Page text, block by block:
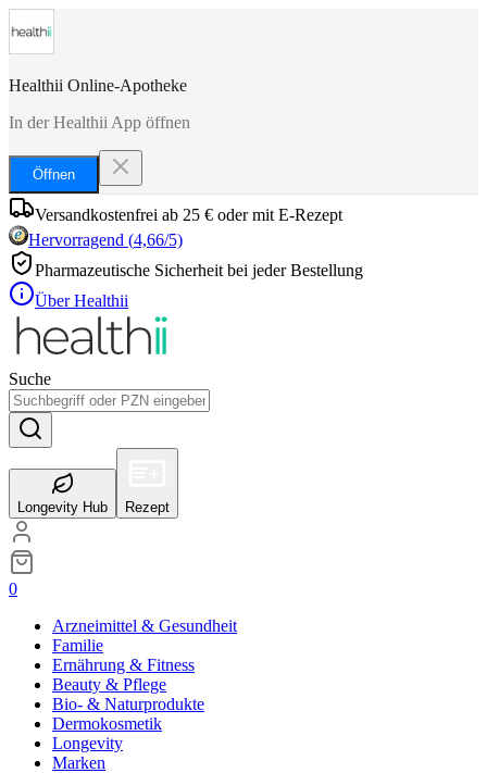
Healthii Online-Apotheke
In der Healthii App öffnen
Öffnen
Versandkostenfrei ab 25 € oder mit E-Rezept
Hervorragend (4,66/5)
Pharmazeutische Sicherheit bei jeder Bestellung
Über Healthii
Suche
Longevity Hub Rezept
0
Arzneimittel & Gesundheit
Familie
Ernährung & Fitness
Beauty & Pflege
Bio- & Naturprodukte
Dermokosmetik
Longevity
Marken